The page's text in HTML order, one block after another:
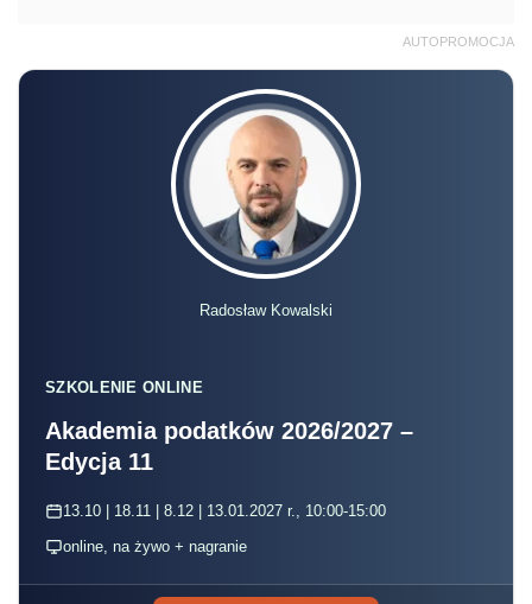
AUTOPROMOCJA
Radosław Kowalski
SZKOLENIE ONLINE
Akademia podatków 2026/2027 –
Edycja 11
13.10 | 18.11 | 8.12 | 13.01.2027 r., 10:00-15:00
online, na żywo + nagranie